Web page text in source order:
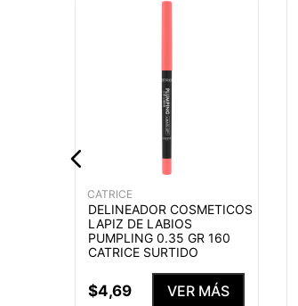
CATRICE
DELINEADOR COSMETICOS
LAPIZ DE LABIOS
PUMPLING 0.35 GR 160
CATRICE SURTIDO
$4,69 VER MÁS